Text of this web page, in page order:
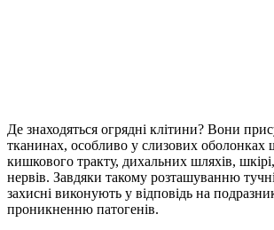
Де знаходяться огрядні клітини? Вони
тканинах, особливо у слизових оболонках
кишкового тракту, дихальних шляхів,
нервів. Завдяки такому розташуванню
захисні виконують у відповідь на
проникненню патогенів.